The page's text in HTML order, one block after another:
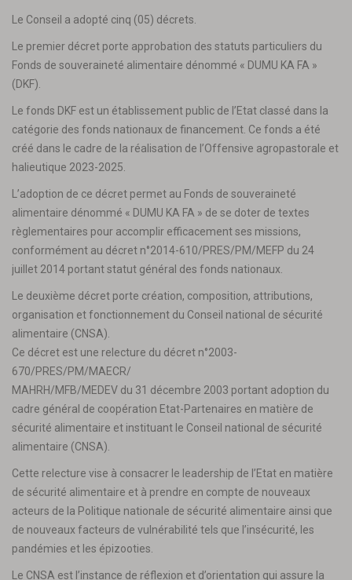
Le Conseil a adopté cinq (05) décrets.
Le premier décret porte approbation des statuts particuliers du
Fonds de souveraineté alimentaire dénommé « DUMU KA FA »
(DKF).
Le fonds DKF est un établissement public de l’Etat classé dans la
catégorie des fonds nationaux de financement. Ce fonds a été
créé dans le cadre de la réalisation de l’Offensive agropastorale et
halieutique 2023-2025.
L’adoption de ce décret permet au Fonds de souveraineté
alimentaire dénommé « DUMU KA FA » de se doter de textes
règlementaires pour accomplir efficacement ses missions,
conformément au décret n°2014-610/PRES/PM/MEFP du 24
juillet 2014 portant statut général des fonds nationaux.
Le deuxième décret porte création, composition, attributions,
organisation et fonctionnement du Conseil national de sécurité
alimentaire (CNSA).
Ce décret est une relecture du décret n°2003-
670/PRES/PM/MAECR/
MAHRH/MFB/MEDEV du 31 décembre 2003 portant adoption du
cadre général de coopération Etat-Partenaires en matière de
sécurité alimentaire et instituant le Conseil national de sécurité
alimentaire (CNSA).
Cette relecture vise à consacrer le leadership de l’Etat en matière
de sécurité alimentaire et à prendre en compte de nouveaux
acteurs de la Politique nationale de sécurité alimentaire ainsi que
de nouveaux facteurs de vulnérabilité tels que l’insécurité, les
pandémies et les épizooties.
Le CNSA est l’instance de réflexion et d’orientation qui assure la